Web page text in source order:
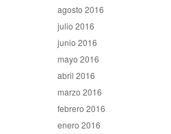
agosto 2016
julio 2016
junio 2016
mayo 2016
abril 2016
marzo 2016
febrero 2016
enero 2016